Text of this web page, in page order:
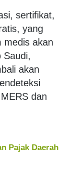
sertifikat,
yang
medis akan
Saudi,
akan
dan
Pajak Daerah